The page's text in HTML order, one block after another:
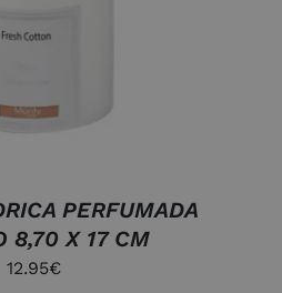
PERFUMADA
8,70 X 17 CM
12.95€